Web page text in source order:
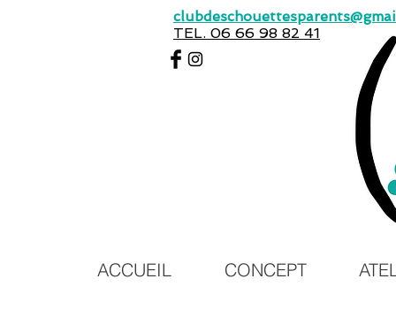
TEL. 06 66 98 82 41
ACCUEIL CONCEPT